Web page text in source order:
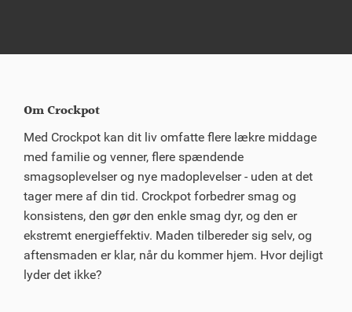
Om Crockpot
Med Crockpot kan dit liv omfatte flere lækre middage
med familie og venner, flere spændende
smagsoplevelser og nye madoplevelser - uden at det
tager mere af din tid. Crockpot forbedrer smag og
konsistens, den gør den enkle smag dyr, og den er
ekstremt energieffektiv. Maden tilbereder sig selv, og
aftensmaden er klar, når du kommer hjem. Hvor dejligt
lyder det ikke?